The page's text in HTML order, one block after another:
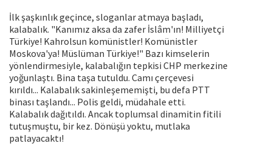
İlk şaşkınlık geçince, sloganlar atmaya başladı,
kalabalık. "Kanımız aksa da zafer İslâm'ın! Milliyetçi
Türkiye! Kahrolsun komünistler! Komünistler
Moskova'ya! Müslüman Türkiye!" Bazı kimselerin
yönlendirmesiyle, kalabalığın tepkisi CHP merkezine
yoğunlaştı. Bina taşa tutuldu. Camı çerçevesi
kırıldı... Kalabalık sakinleşememişti, bu defa PTT
binası taşlandı... Polis geldi, müdahale etti.
Kalabalık dağıtıldı. Ancak toplumsal dinamitin fitili
tutuşmuştu, bir kez. Dönüşü yoktu, mutlaka
patlayacaktı!